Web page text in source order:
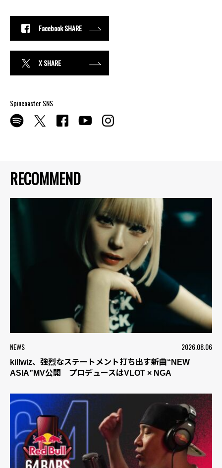
RECOMMEND
NEWS 2026.08.06
killwiz、強烈なステートメント打ち出す新曲“NEW
ASIA”MV公開 プロデュースはVLOT × NGA
Facebook SHARE
X SHARE
Spincoaster SNS